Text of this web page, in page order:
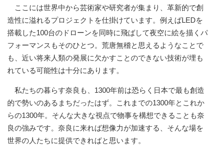
ここには世界中から芸術家や研究者が集まり、革新的で創
造性に溢れるプロジェクトを仕掛けています。例えばLEDを
搭載した100台のドローンを同時に飛ばして夜空に絵を描くパ
フォーマンスもそのひとつ。荒唐無稽と思えるようなことで
も、近い将来人類の発展に欠かすことのできない技術が埋も
れている可能性は十分にあります。
私たちの暮らす奈良も、1300年前は恐らく日本で最も創造
的で勢いのあるまちだったはず。これまでの1300年とこれか
らの1300年。そんな大きな視点で物事を構想できることも奈
良の強みです。奈良に来れば想像力が加速する、そんな場を
世界の人たちに提供できればと思います。